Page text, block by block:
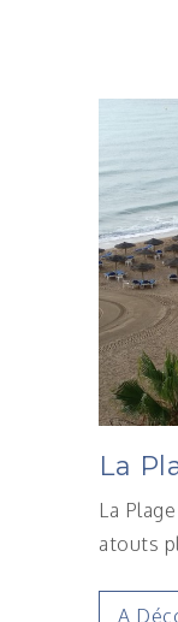
La
La
atouts
A